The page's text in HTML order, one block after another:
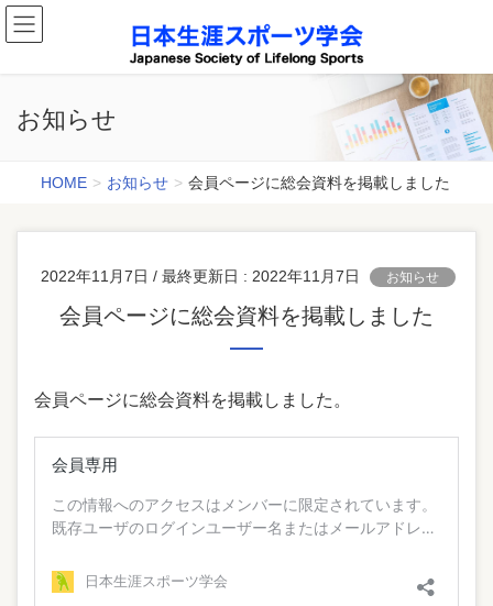
お知らせ
HOME お知らせ 会員ページに総会資料を掲載しました
2022年11月7日 / 最終更新日 : 2022年11月7日 お知らせ
会員ページに総会資料を掲載しました
会員ページに総会資料を掲載しました。